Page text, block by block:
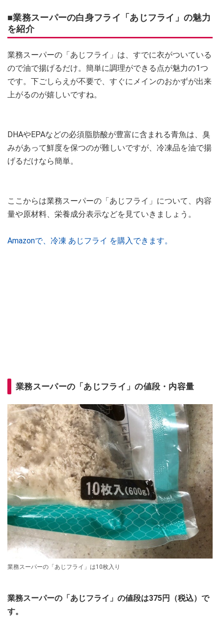
■業務スーパーの白身フライ「あじフライ」の魅力
を紹介
業務スーパーの「あじフライ」は、すでに衣がついている
ので油で揚げるだけ。簡単に調理ができる点が魅力の1つ
です。下ごしらえが不要で、すぐにメインのおかずが出来
上がるのが嬉しいですね。
DHAやEPAなどの必須脂肪酸が豊富に含まれる青魚は、臭
みがあって鮮度を保つのが難しいですが、冷凍品を油で揚
げるだけなら簡単。
ここからは業務スーパーの「あじフライ」について、内容
量や原材料、栄養成分表示などを見ていきましょう。
Amazonで、冷凍 あじフライ を購入できます。
業務スーパーの「あじフライ」の値段・内容量
業務スーパーの「あじフライ」は10枚入り
業務スーパーの「あじフライ」の値段は375円（税込）で
す。